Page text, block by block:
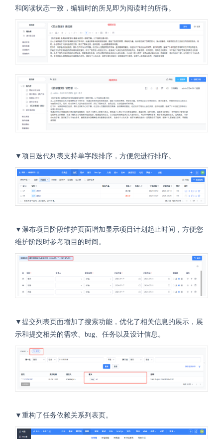
和阅读状态一致，编辑时的所见即为阅读时的所得。
▼项目迭代列表支持单字段排序，方便您进行排序。
▼瀑布项目阶段维护页面增加显示项目计划起止时间，方便您
维护阶段时参考项目的时间。
▼提交列表页面增加了搜索功能，优化了相关信息的展示，展
示和提交相关的需求、bug、任务以及设计信息。
▼重构了任务依赖关系列表页。